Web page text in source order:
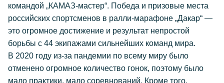
командой „КАМАЗ-мастер“. Победа и призовые места
российских спортсменов в ралли-марафоне „Дакар“ —
это огромное достижение и результат непростой
борьбы с 44 экипажами сильнейших команд мира.
В 2020 году из-за пандемии по всему миру было
отменено огромное количество гонок, поэтому было
мало практики, мало соревнований. Кроме того,